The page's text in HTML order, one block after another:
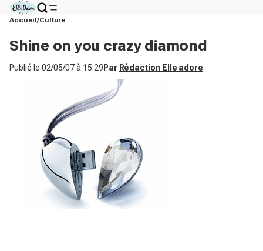
Accueil Culture
Shine on you crazy diamond
Publié le 02/05/07 à 15:29Par Rédaction Elle adore